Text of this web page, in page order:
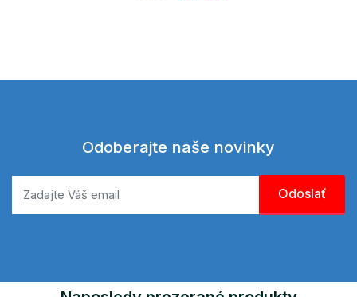
Odoberajte naše novinky